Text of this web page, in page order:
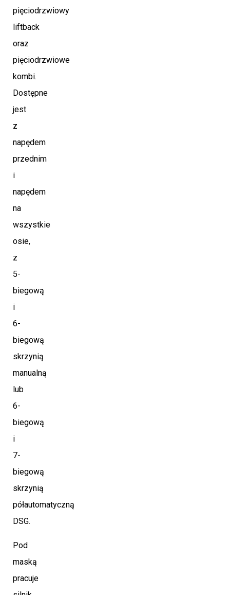
pięciodrzwiowy
liftback
oraz
pięciodrzwiowe
kombi.
Dostępne
jest
z
napędem
przednim
i
napędem
na
wszystkie
osie,
z
5-
biegową
i
6-
biegową
skrzynią
manualną
lub
6-
biegową
i
7-
biegową
skrzynią
półautomatyczną
DSG.
Pod
maską
pracuje